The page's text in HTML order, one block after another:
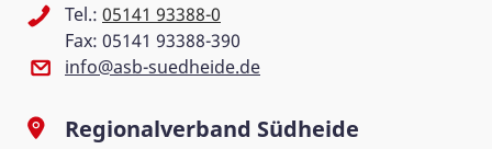
Tel.: 05141 93388-0
Fax: 05141 93388-390
info@asb-suedheide.de
Regionalverband Südheide